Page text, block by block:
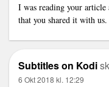
I was reading your
that you shared it with us.
Subtitles on Kodi
6 Okt 2018 kl. 12:29